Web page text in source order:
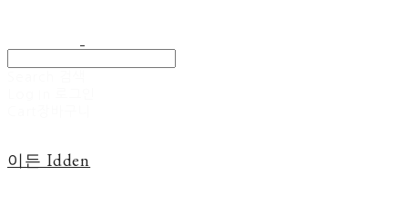
이든 Idden